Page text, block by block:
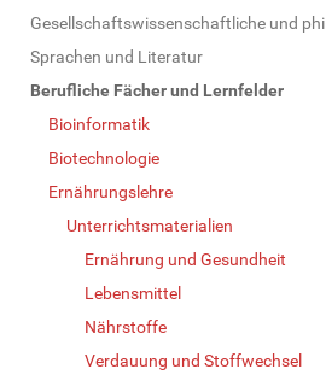
Gesellschaftswissenschaftliche und
Sprachen und Literatur
Berufliche Fächer und Lernfelder
Bioinformatik
Biotechnologie
Ernährungslehre
Unterrichtsmaterialien
Ernährung und Gesundheit
Lebensmittel
Nährstoffe
Verdauung und Stoffwechsel